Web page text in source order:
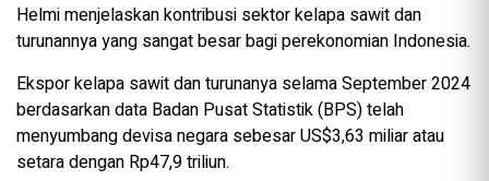
Helmi menjelaskan kontribusi sektor kelapa sawit dan
turunannya yang sangat besar bagi perekonomian Indonesia.
Ekspor kelapa sawit dan turunanya selama September 2024
berdasarkan data Badan Pusat Statistik (BPS) telah
menyumbang devisa negara sebesar US$3,63 miliar atau
setara dengan Rp47,9 triliun.